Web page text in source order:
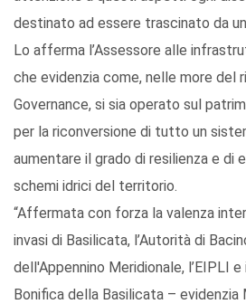
destinato ad essere trascinato da
Lo afferma l’Assessore alle
che evidenzia come, nelle more del
Governance, si sia operato sul
per la riconversione di tutto un
aumentare il grado di resilienza e di
schemi idrici del territorio.
“Affermata con forza la valenza
invasi di Basilicata, l’Autorità di
dell'Appennino Meridionale, l’EIPLI
Bonifica della Basilicata – evidenzia